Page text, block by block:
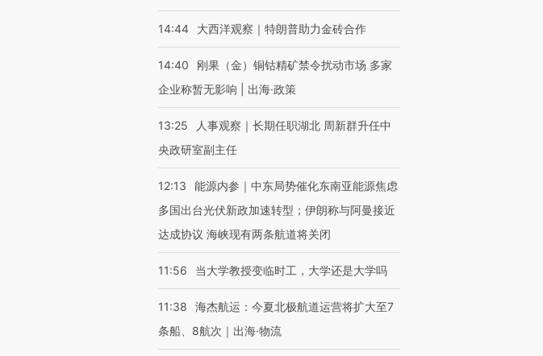
14:44 大西洋观察｜特朗普助力金砖合作
14:40
刚果（金）铜钴精矿禁令扰动市场 多家
企业称暂无影响 | 出海·政策
13:25
人事观察｜长期任职湖北 周新群升任中
央政研室副主任
12:13
能源内参｜中东局势催化东南亚能源焦虑
多国出台光伏新政加速转型；伊朗称与阿曼接近
达成协议 海峡现有两条航道将关闭
11:56 当大学教授变临时工，大学还是大学吗
11:38
海杰航运：今夏北极航道运营将扩大至7
条船、8航次｜出海·物流